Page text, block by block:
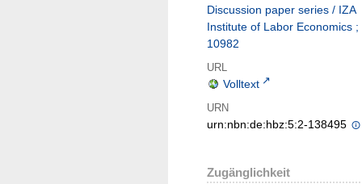
Discussion paper series / IZA
Institute of Labor Economics ;
10982
URL
Volltext
URN
urn:nbn:de:hbz:5:2-138495
Zugänglichkeit